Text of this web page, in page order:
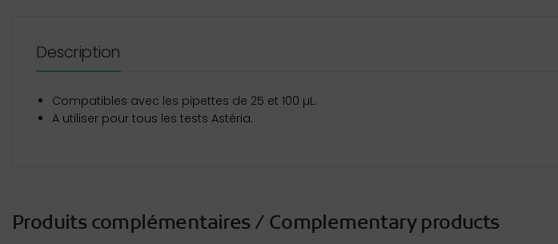
Description
Compatibles avec les pipettes de 25 et 100 µL.
A utiliser pour tous les tests Astéria.
Produits complémentaires / Complementary products